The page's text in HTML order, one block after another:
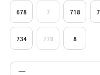
678 7 718
734 778 8
Produkt Anzahl: